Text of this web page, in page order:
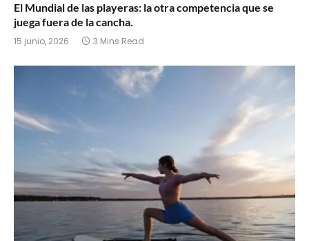
El Mundial de las playeras: la otra competencia que se
juega fuera de la cancha.
15 junio, 2026 3 Mins Read